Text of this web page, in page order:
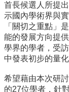
首長候選人所提
示國內學術界與
「關切之重點」
能的發展方向提供
學界的學者， 受
中發表初步的量
希望藉由本次研
的27位學者，針